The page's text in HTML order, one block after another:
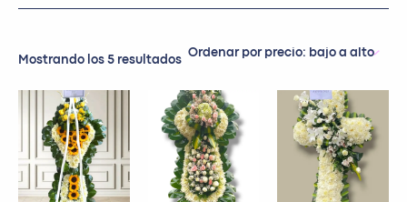
Mostrando los 5 resultados